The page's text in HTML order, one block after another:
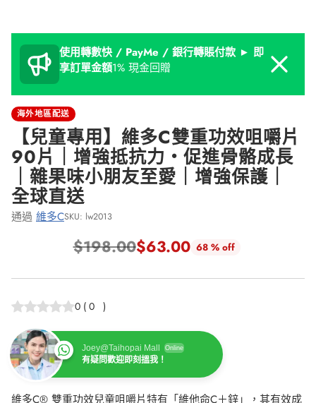
使用轉數快 / PayMe / 銀行轉賬付款 ► 即
享訂單金額1% 現金回贈
Dismiss
海外地區配送
【兒童專用】維多C雙重功效咀嚼片
90片｜增強抵抗力・促進骨骼成長
｜雜果味小朋友至愛｜增強保護｜
全球直送
通過 維多CSKU: lw2013
正
常
價
$198.00$63.00 68 % off
0 ( 0 )
Joey@Taihopai Mall Online
有疑問歡迎即刻搵我！
維多C® 雙重功效兒童咀嚼片特有「維他命C＋鋅」，其有效成